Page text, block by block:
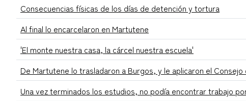
Consecuencias físicas de los días de detención y tortura
Al final lo encarcelaron en Martutene
'El monte nuestra casa, la cárcel nuestra escuela'
De Martutene lo trasladaron a Burgos, y le aplicaron el Consejo
Una vez terminados los estudios, no podía encontrar trabajo